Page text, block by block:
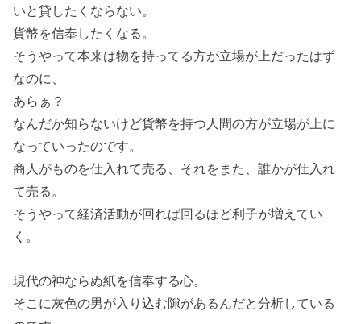
いと貸したくならない。
貨幣を信奉したくなる。
そうやって本来は物を持ってる方が立場が上だったはず
なのに、
あらぁ？
なんだか知らないけど貨幣を持つ人間の方が立場が上に
なっていったのです。
商人がものを仕入れて売る、それをまた、誰かが仕入れ
て売る。
そうやって経済活動が回れば回るほど利子が増えてい
く。
現代の神ならぬ紙を信奉する心。
そこに灰色の男が入り込む隙があるんだと分析している